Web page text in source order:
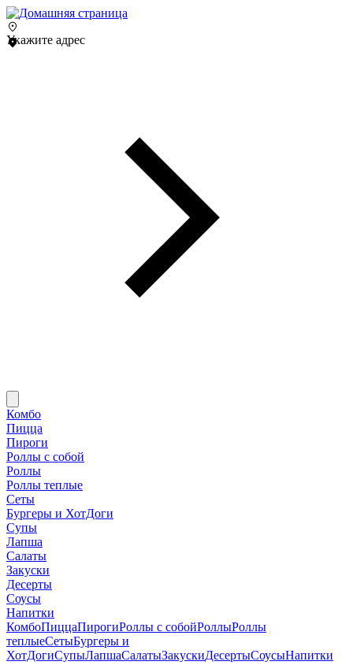
Укажите адрес
Комбо
Пицца
Пироги
Роллы с собой
Роллы
Роллы теплые
Сеты
Бургеры и ХотДоги
Супы
Лапша
Салаты
Закуски
Десерты
Соусы
Напитки
КомбоПиццаПирогиРоллы с собойРоллыРоллы
теплыеСетыБургеры и
ХотДогиСупыЛапшаСалатыЗакускиДесертыСоусыНапитки